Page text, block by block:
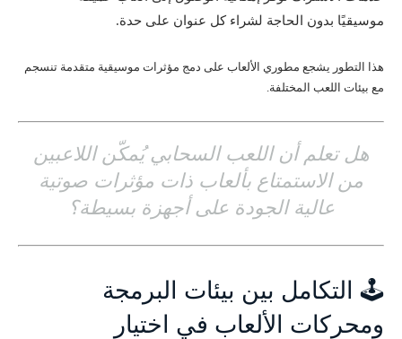
موسيقيًا بدون الحاجة لشراء كل عنوان على حدة.
هذا التطور يشجع مطوري الألعاب على دمج مؤثرات موسيقية متقدمة تنسجم
مع بيئات اللعب المختلفة.
هل تعلم أن اللعب السحابي يُمكّن اللاعبين
من الاستمتاع بألعاب ذات مؤثرات صوتية
عالية الجودة على أجهزة بسيطة؟
🕹️ التكامل بين بيئات البرمجة
ومحركات الألعاب في اختيار